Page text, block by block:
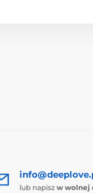
lub napisz w wolnej